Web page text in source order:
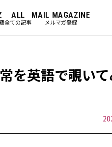
ALL
全ての記事
MAIL MAGAZINE
メルマガ登録
を英語で覗い